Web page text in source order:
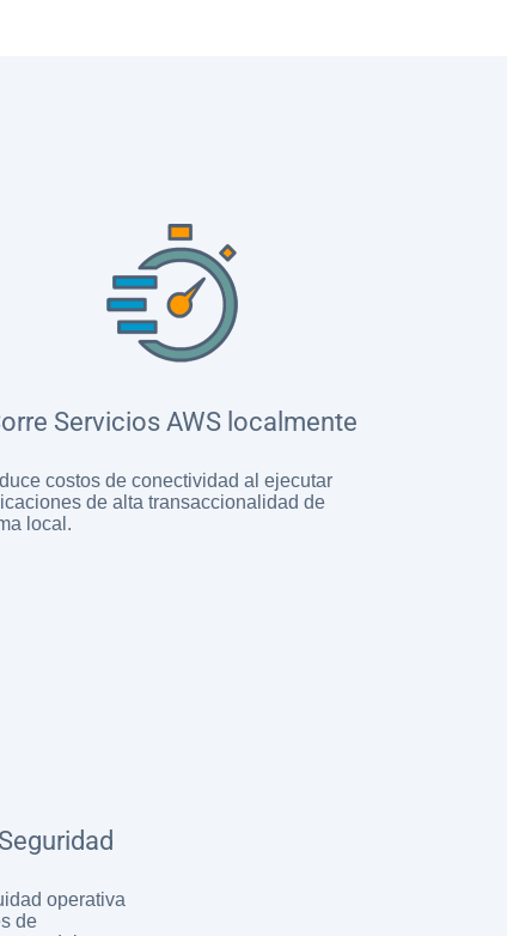
Servicios AWS localmente
costos de conectividad al ejecutar
de alta transaccionalidad de
local.
operativa
de